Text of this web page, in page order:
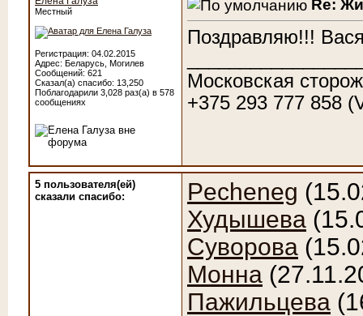
Местный
Регистрация: 04.02.2015
Адрес: Беларусь, Могилев
Сообщений: 621
Сказал(а) спасибо: 13,250
Поблагодарили 3,028 раз(а) в 578
сообщениях
Re:
Поздравляю!!!
Московская
+375 293 777 858
5 пользователя(ей)
сказали cпасибо:
Pecheneg
Худышева
Суворова
Монна
Пажильцева